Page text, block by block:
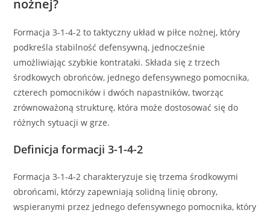
nożnej?
Formacja 3-1-4-2 to taktyczny układ w piłce nożnej, który
podkreśla stabilność defensywną, jednocześnie
umożliwiając szybkie kontrataki. Składa się z trzech
środkowych obrońców, jednego defensywnego pomocnika,
czterech pomocników i dwóch napastników, tworząc
zrównoważoną strukturę, która może dostosować się do
różnych sytuacji w grze.
Definicja formacji 3-1-4-2
Formacja 3-1-4-2 charakteryzuje się trzema środkowymi
obrońcami, którzy zapewniają solidną linię obrony,
wspieranymi przez jednego defensywnego pomocnika, który